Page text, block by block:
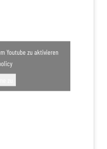
Youtube zu aktivieren